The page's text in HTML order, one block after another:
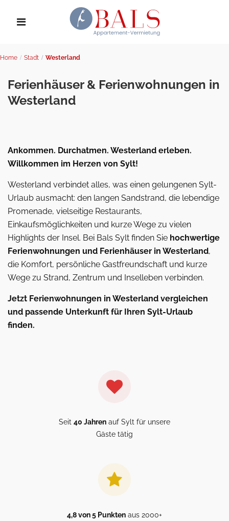
Home Stadt Westerland
Ferienhäuser & Ferienwohnungen in
Westerland
Ankommen. Durchatmen. Westerland erleben.
Willkommen im Herzen von Sylt!
Westerland verbindet alles, was einen gelungenen Sylt-
Urlaub ausmacht: den langen Sandstrand, die lebendige
Promenade, vielseitige Restaurants,
Einkaufsmöglichkeiten und kurze Wege zu vielen
Highlights der Insel. Bei Bals Sylt finden Sie hochwertige
Ferienwohnungen und Ferienhäuser in Westerland,
die Komfort, persönliche Gastfreundschaft und kurze
Wege zu Strand, Zentrum und Inselleben verbinden.
Jetzt Ferienwohnungen in Westerland vergleichen
und passende Unterkunft für Ihren Sylt-Urlaub
finden.
Seit 40 Jahren auf Sylt für unsere
Gäste tätig
4,8 von 5 Punkten aus 2000+